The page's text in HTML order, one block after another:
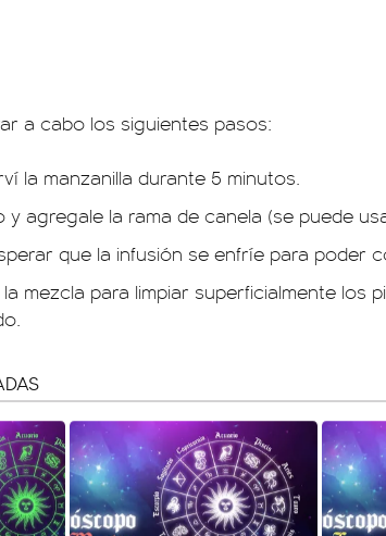
a cabo los siguientes pasos:
la manzanilla durante 5 minutos.
y agregale la rama de canela (se puede
que la infusión se enfríe para poder
mezcla para limpiar superficialmente los